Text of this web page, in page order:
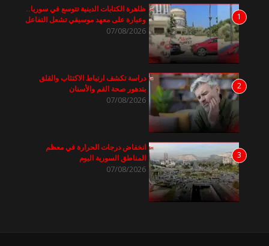
1
ظاهرة الكتابات الدينية تتوسع في سوريا..
وعبارة على معهد موسيقي تشعل التفاعل
07/08/2026
2
دراسة تكشف ارتباط الاكتئاب والقلق
بتدهور صحة الفم والأسنان
07/08/2026
3
انخفاض درجات الحرارة في معظم
المناطق السورية اليوم
07/08/2026